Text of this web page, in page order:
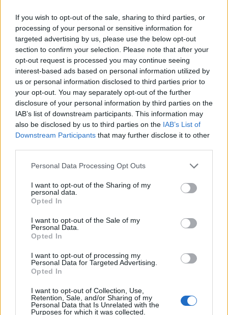
If you wish to opt-out of the sale, sharing to third parties, or
processing of your personal or sensitive information for
targeted advertising by us, please use the below opt-out
section to confirm your selection. Please note that after your
opt-out request is processed you may continue seeing
interest-based ads based on personal information utilized by
us or personal information disclosed to third parties prior to
your opt-out. You may separately opt-out of the further
disclosure of your personal information by third parties on the
IAB’s list of downstream participants. This information may
also be disclosed by us to third parties on the IAB’s List of
Downstream Participants that may further disclose it to other
Please note that this website/app uses one or more Google
not limited to your visit or usage behaviour. You may click to
grant or deny consent to Google and its third-party tags to
use your data for below specified purposes in below Google
consent section.
Personal Data Processing Opt Outs
I want to opt-out of the Sharing of my
personal data.
Opted In
I want to opt-out of the Sale of my
Personal Data.
Opted In
I want to opt-out of processing my
Personal Data for Targeted Advertising.
Opted In
I want to opt-out of Collection, Use,
Retention, Sale, and/or Sharing of my
Personal Data that Is Unrelated with the
Purposes for which it was collected.
ήδη εκεί δεχόμαστε τις περισσότερες “πιέσεις”. Άρα μια
“Ασπίδα του Αχιλλέα”, καλύπτει μεν αυτή τη ζώνη υψηλής
έντασης και διαρκούς απειλής, αλλά όχι με μοναδική
εστίαση και πλήρη προστασία, μιας και θα υπερασπίσει και
τον ηπειρωτικό ελληνικό χώρο.
Στη συνέχεια η “Ασπίδα του Αχιλλέα” αν και απαραίτητη
σε βάθος χρόνου, αποτελεί μια “αμυντικογενή” επίλυση.
Διατυπώνεται βέβαια πως η αποτελεσματικότητα της θα
είναι τέτοια που θα επιτρέψει αλλαγή δόγματος στο
Πολεμικό Ναυτικό, το οποίο υποτίθεται “δεν θα
χρειάζεται να ασχολείται ιδιαίτερα με την άμυνα του
Αιγαίου”.Μια αντίληψη ενδιαφέρουσα, αλλά ιδιαίτερα
υψηλών στόχων και επιδιώξεων που όμως δεν υπάρχει
αντίστοιχο διεθνές παράδειγμα (άρα αναζητάμε και
κονδύλι 2-3 δις ευρώ, πόσο μάλλον να προσφέρειτέτοια
Ναυτικό και Αεροπορία (όπως επίσημα
σκιαγραφείται).Ειδικά όταν έχουμε δει πως ακόμη και οι
πιο σύγχρονες αεράμυνες, αντιμετωπίζουν προβλήματα
βλήματα αναχαίτισης.
Ακόμη η “Ασπίδα του Αχιλλέα” δεν απαντά στην ανάγκη
ελέγχου, παρουσίας και τελικά και επιχειρήσεων σε πολύ
πιο ανοιχτά πεδία, όπως
το Λιβυκό και η Ανατολική
Μεσόγειος.Εκεί το Ναυτικό, θα υποχρεωθεί να επιβληθεί
χωρίς “Ασπίδα”, αλλά μόνο με την κάλυψη της Πολεμικής
Αεροπορίας.
Σε επόμενο βήμα η “Ασπίδα του Αχιλλέα”, παρότι θα έχει
αποτρεπτική ισχύ,δεν μπορεί να ακυρώσει την
πιθανότητα διαρραγής-καταστροφής του πλέγματος